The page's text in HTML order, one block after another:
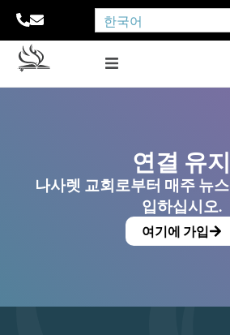
한국어
연결 유지
나사렛 교회로부터 매주 뉴
입하십시오.
여기에 가입